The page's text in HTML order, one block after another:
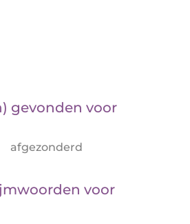
gevonden voor
afgezonderd
voor